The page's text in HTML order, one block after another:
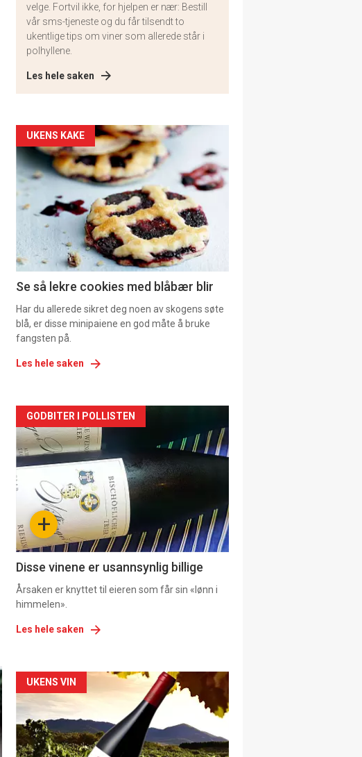
velge. Fortvil ikke, for hjelpen er nær: Bestill
vår sms-tjeneste og du får tilsendt to
ukentlige tips om viner som allerede står i
polhyllene.
Les hele saken
Artikler
detail
-
section
11
UKENS KAKE
Se så lekre cookies med blåbær blir
Har du allerede sikret deg noen av skogens søte
blå, er disse minipaiene en god måte å bruke
fangsten på.
Les hele saken
Artikler
detail
-
section
11
Dagens
rett
+
GODBITER I POLLISTEN
Disse vinene er usannsynlig billige
Årsaken er knyttet til eieren som får sin «lønn i
himmelen».
Les hele saken
Artikler
detail
-
UKENS VIN